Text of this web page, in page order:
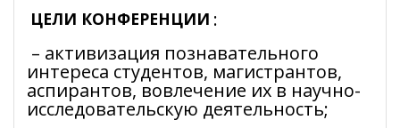
ЦЕЛИ КОНФЕРЕНЦИИ :
– активизация познавательного
интереса студентов, магистрантов,
аспирантов, вовлечение их в научно-
исследовательскую деятельность;